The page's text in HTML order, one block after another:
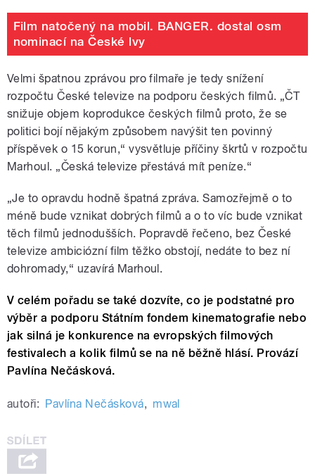
Film natočený na mobil. BANGER. dostal osm
nominací na České lvy
Velmi špatnou zprávou pro filmaře je tedy snížení
rozpočtu České televize na podporu českých filmů. „ČT
snižuje objem koprodukce českých filmů proto, že se
politici bojí nějakým způsobem navýšit ten povinný
příspěvek o 15 korun,“ vysvětluje příčiny škrtů v rozpočtu
Marhoul. „Česká televize přestává mít peníze.“
„Je to opravdu hodně špatná zpráva. Samozřejmě o to
méně bude vznikat dobrých filmů a o to víc bude vznikat
těch filmů jednodušších. Popravdě řečeno, bez České
televize ambiciózní film těžko obstojí, nedáte to bez ní
dohromady,“ uzavírá Marhoul.
V celém pořadu se také dozvíte, co je podstatné pro
výběr a podporu Státním fondem kinematografie nebo
jak silná je konkurence na evropských filmových
festivalech a kolik filmů se na ně běžně hlásí. Provází
Pavlína Nečásková.
autoři: Pavlína Nečásková, mwal